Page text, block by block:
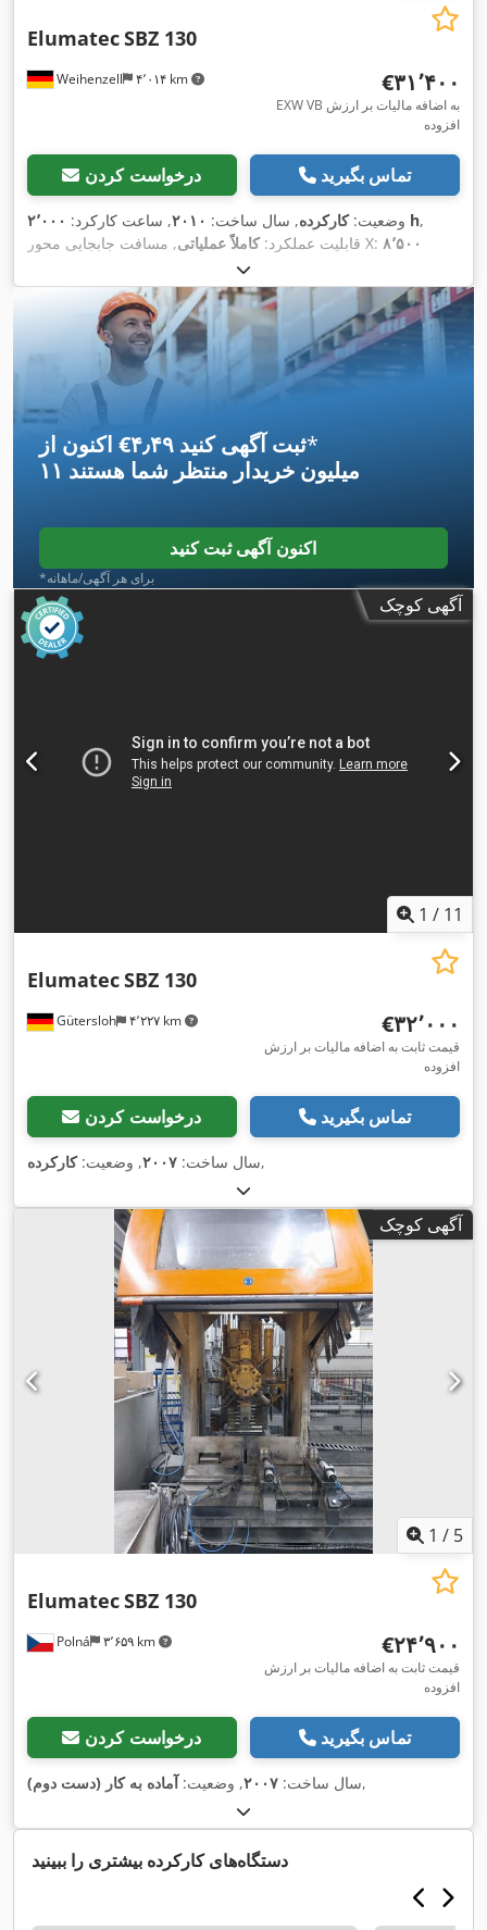
Weihenzell ۴٬۰۱۴ km
ElumatecSBZ 130
‎€۳۱٬۴۰۰
EXW VB به اضافه مالیات بر ارزش
افزوده
درخواست کردن تماس بگیرید
وضعیت:کارکرده, سال ساخت: ۲۰۱۰, ساعت کارکرد: ۲٬۰۰۰ h,
قابلیت عملکرد:کاملاً عملیاتی , مسافت جابجایی محور X: ۸٬۵۰۰
, مسافت حرکت محور Y:
محور Z:
۳۲۰ میلی‌متر, توان نامی (ظاهری):۸ کی‌وی‌ای
, طول قطعه
کار (حداکثر):۸٬۵۰۰ میلی‌متر , ارتفاع کل:۳٬۱۰۰ میلی‌متر
, طول کل:
۱۱٬۵۰۰ میلی‌متر
, عرض کل: ۳٬۰۰۰ میلی‌متر
, حداکثر سرعت
چرخش:۱۵٬۰۰۰ دور/دقیقه , وزن کل: ۶٬۰۰۰ کیلوگرم
, سرعت
۱۵٬۰۰۰ دور/دقیقه , توان موتور اسپیندل: ۵٬۵۰۰ وات
ولتاژ ورودی:
۴۰۰ V
راهنما
اکنون از ‎€۴٫۴۹ ثبت آگهی کنید*
۱۱ میلیون خریدار منتظر شما هستند
اکنون آگهی ثبت کنید
*برای هر آگهی/ماهانه
آگهی کوچک
1 / 11
Gütersloh ۴٬۲۲۷ km
ElumatecSBZ 130
‎€۳۲٬۰۰۰
قیمت ثابت به اضافه مالیات بر ارزش
افزوده
درخواست کردن تماس بگیرید
سال ساخت: ۲۰۰۷, وضعیت:کارکرده ,
آگهی کوچک
1 / 5
Polná ۳٬۶۵۹ km
ElumatecSBZ 130
‎€۲۴٬۹۰۰
قیمت ثابت به اضافه مالیات بر ارزش
افزوده
درخواست کردن تماس بگیرید
سال ساخت: ۲۰۰۷, وضعیت:آماده به کار (دست دوم) ,
دستگاه‌های کارکرده بیشتری را ببینید